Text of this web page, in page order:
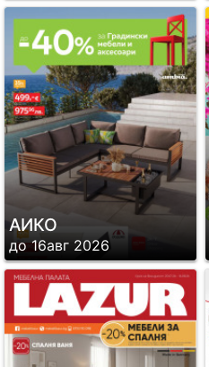
АИКО
до 16авг 2026